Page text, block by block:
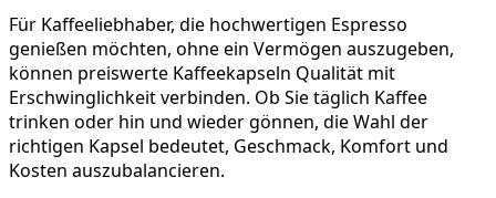
Für Kaffeeliebhaber, die hochwertigen Espresso
genießen möchten, ohne ein Vermögen auszugeben,
können preiswerte Kaffeekapseln Qualität mit
Erschwinglichkeit verbinden. Ob Sie täglich Kaffee
trinken oder hin und wieder gönnen, die Wahl der
richtigen Kapsel bedeutet, Geschmack, Komfort und
Kosten auszubalancieren.